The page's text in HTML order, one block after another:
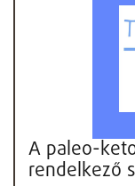
A paleo-
rendelkező